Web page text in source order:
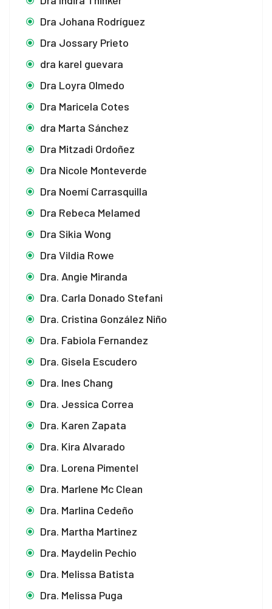
Dra Johana Rodríguez
Dra Jossary Prieto
dra karel guevara
Dra Loyra Olmedo
Dra Maricela Cotes
dra Marta Sánchez
Dra Mitzadi Ordoñez
Dra Nicole Monteverde
Dra Noemí Carrasquilla
Dra Rebeca Melamed
Dra Sikia Wong
Dra Vildia Rowe
Dra. Angie Miranda
Dra. Carla Donado Stefani
Dra. Cristina González Niño
Dra. Fabiola Fernandez
Dra. Gisela Escudero
Dra. Ines Chang
Dra. Jessica Correa
Dra. Karen Zapata
Dra. Kira Alvarado
Dra. Lorena Pimentel
Dra. Marlene Mc Clean
Dra. Marlina Cedeño
Dra. Martha Martinez
Dra. Maydelin Pechio
Dra. Melissa Batista
Dra. Melissa Puga